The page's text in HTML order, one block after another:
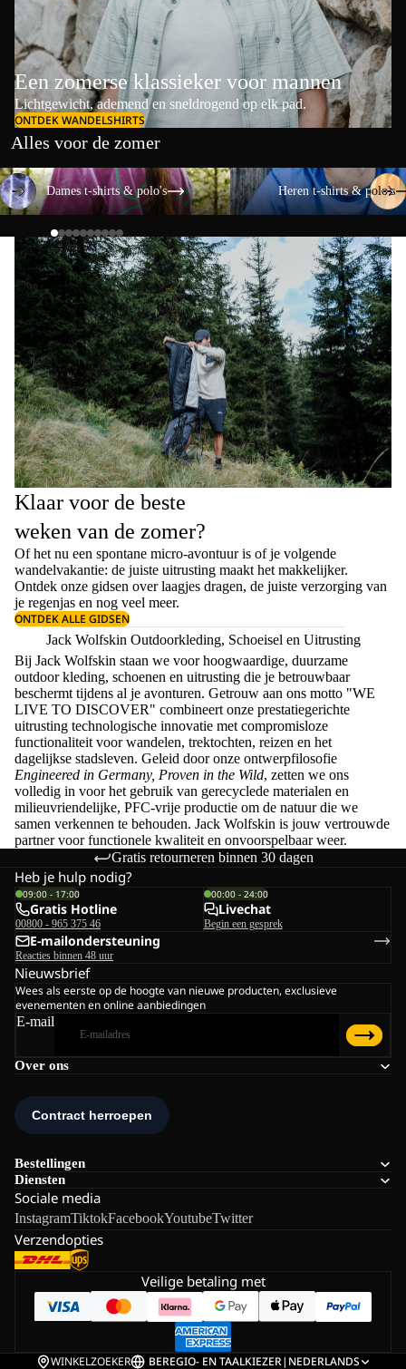
Een zomerse klassieker voor mannen
Lichtgewicht, ademend en sneldrogend op elk pad.
ONTDEK WANDELSHIRTS
Alles voor de zomer
Dames t-shirts & polo's
Dames t-shirts & polo's
Heren t-shirts & polo's
Heren t-shirts & polo's
Klaar voor de beste
weken van de zomer?
Of het nu een spontane micro-avontuur is of je volgende
wandelvakantie: de juiste uitrusting maakt het makkelijker.
Ontdek onze gidsen overlaagjes dragen, de juiste verzorging van
je regenjas en nog veel meer.
ONTDEK ALLE GIDSEN
Jack Wolfskin Outdoorkleding, Schoeisel en Uitrusting
Bij Jack Wolfskin staan we voor hoogwaardige, duurzame
outdoor kleding, schoenen en uitrusting die je betrouwbaar
beschermt tijdens al je avonturen. Getrouw aan ons motto "WE
LIVE TO DISCOVER" combineert onze prestatiegerichte
uitrusting technologische innovatie met compromisloze
functionaliteit voor wandelen, trektochten, reizen en het
dagelijkse stadsleven. Geleid door onze ontwerpfilosofie
Engineered in Germany, Proven in the Wild, zetten we ons
volledig in voor het gebruik van gerecyclede materialen en
milieuvriendelijke, PFC-vrije productie om de natuur die we
samen verkennen te behouden. Jack Wolfskin is jouw vertrouwde
partner voor functionele kwaliteit en onvoorspelbaar weer.
Gratis retourneren binnen 30 dagen
Over ons
Bestellingen
Diensten
Sociale media
InstagramTiktokFacebookYoutubeTwitter
Verzendopties
Heb je hulp nodig?
09:00 - 17:00
Gratis Hotline
00800 - 965 375 46
00:00 - 24:00
Livechat
Begin een gesprek
E-mailondersteuning
Reacties binnen 48 uur
Nieuwsbrief
Wees als eerste op de hoogte van nieuwe producten, exclusieve
evenementen en online aanbiedingen
E-mail
Veilige betaling met
WINKELZOEKER BEREGIO- EN TAALKIEZER| NEDERLANDS